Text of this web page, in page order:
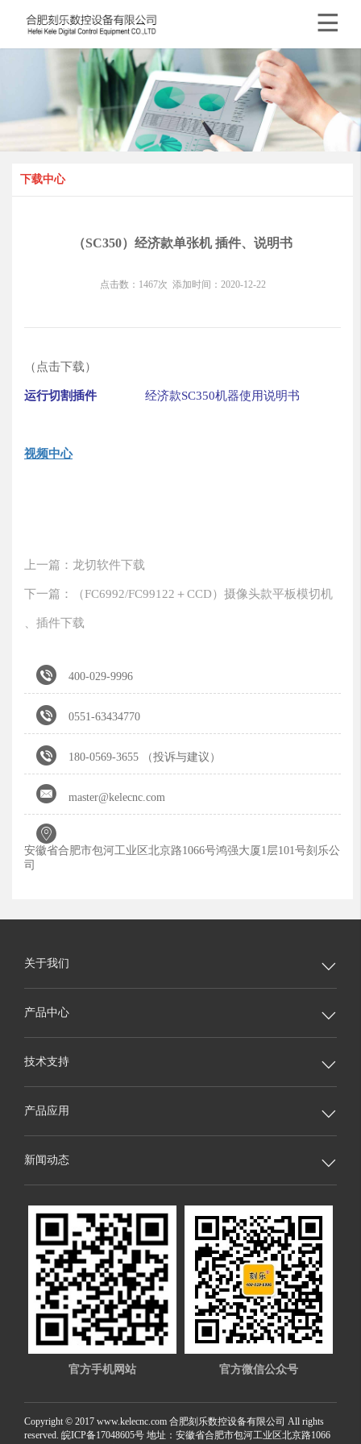

下载中心
（SC350）经济款单张机 插件、说明书
点击数： 1467次 添加时间： 2020-12-22
（点击下载）
运行切割插件 经济款SC350机器使用说明书
视频中心
上一篇：龙切软件下载
下一篇：（FC6992/FC99122＋CCD）摄像头款平板模切机
、插件下载
 400-029-9996
 0551-63434770
 180-0569-3655 （投诉与建议）
 master@kelecnc.com

安徽省合肥市包河工业区北京路1066号鸿强大厦1层101号刻乐公
司
关于我们 
产品中心 
技术支持 
产品应用 
新闻动态 
官方手机网站 官方微信公众号
Copyright © 2017 www.kelecnc.com 合肥刻乐数控设备有限公司 All rights
reserved. 皖ICP备17048605号 地址：安徽省合肥市包河工业区北京路1066